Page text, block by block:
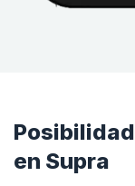
en Supra